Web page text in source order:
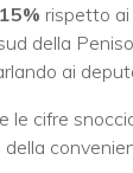
rispetto
della
ai
le cifre